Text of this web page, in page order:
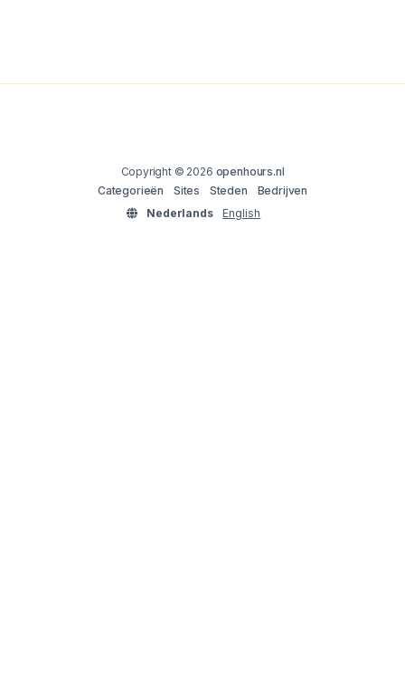
Copyright © 2026 openhours.nl
Categorieën
Sites Steden
Bedrijven
Nederlands
English